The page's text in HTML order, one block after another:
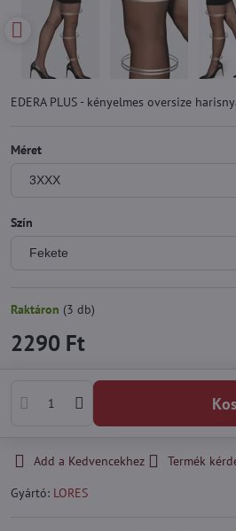
EDERA PLUS - kényelmes oversize
Méret
Szín
Raktáron (3 db)
2290 Ft
Add a Kedvencekhez Termék
Gyártó: LORES